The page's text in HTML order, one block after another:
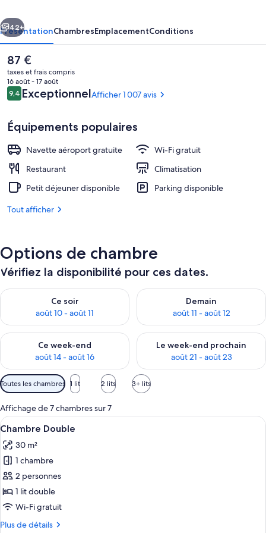
Façade de l’hébergement
Suivant
42+
PrésentationChambresEmplacementConditions
Le
prix
actuel
est
de
87 €
taxes et frais compris
16 août - 17 août
Avis
voyageurs
9,49,4 sur 10
ExceptionnelAfficher 1 007 avis
Équipements populaires
Navette aéroport gratuite
Wi-Fi gratuit
Restaurant
Climatisation
Petit déjeuner disponible
Parking disponible
Tout afficher
Options de chambre
Vérifiez la disponibilité pour ces dates.
Ce soir
août 10 - août 11
Vérifier la disponibilité pour ce soir août 10 - août 11
Demain
août 11 - août 12
Vérifier la disponibilité pour
Ce week-end
août 14 - août 16
Vérifier la disponibilité pour ce week-end août 14 - août 16
Le week-end prochain
août 21 - août 23
Vérifier la disponibilité pour
Filtres
disponibles
pour
les
chambres
Toutes les chambres 1 lit 2 lits 3+ lits
Affichage de 7 chambres sur 7
Afficher
toutes
les
photos
pour
ce
type
Une chambre d’hôtel avec un
7
Chambre Double
30 m²
1 chambre
2 personnes
1 lit double
Wi-Fi gratuit
Plus de détails
Plus